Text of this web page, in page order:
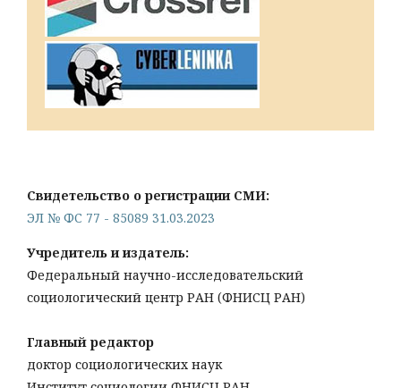
Свидетельство о регистрации СМИ:
ЭЛ № ФС 77 - 85089 31.03.2023
Учредитель и издатель:
Федеральный научно-исследовательский
социологический центр РАН (ФНИСЦ РАН)
Главный редактор
доктор социологических наук